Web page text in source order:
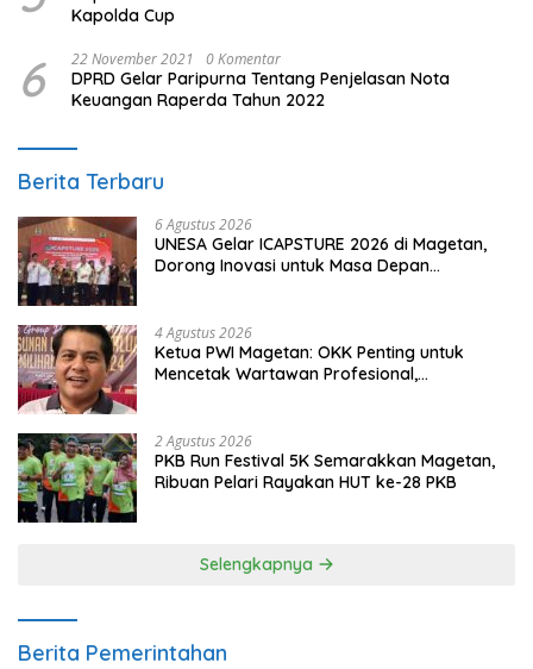
Kapolda Cup
6 22 November 2021 0 Komentar
DPRD Gelar Paripurna Tentang Penjelasan Nota
Keuangan Raperda Tahun 2022
Berita Terbaru
6 Agustus 2026
UNESA Gelar ICAPSTURE 2026 di Magetan,
Dorong Inovasi untuk Masa Depan
4 Agustus 2026
Ketua PWI Magetan: OKK Penting untuk
Mencetak Wartawan Profesional,
2 Agustus 2026
PKB Run Festival 5K Semarakkan Magetan,
Ribuan Pelari Rayakan HUT ke-28 PKB
Selengkapnya
Berita Pemerintahan